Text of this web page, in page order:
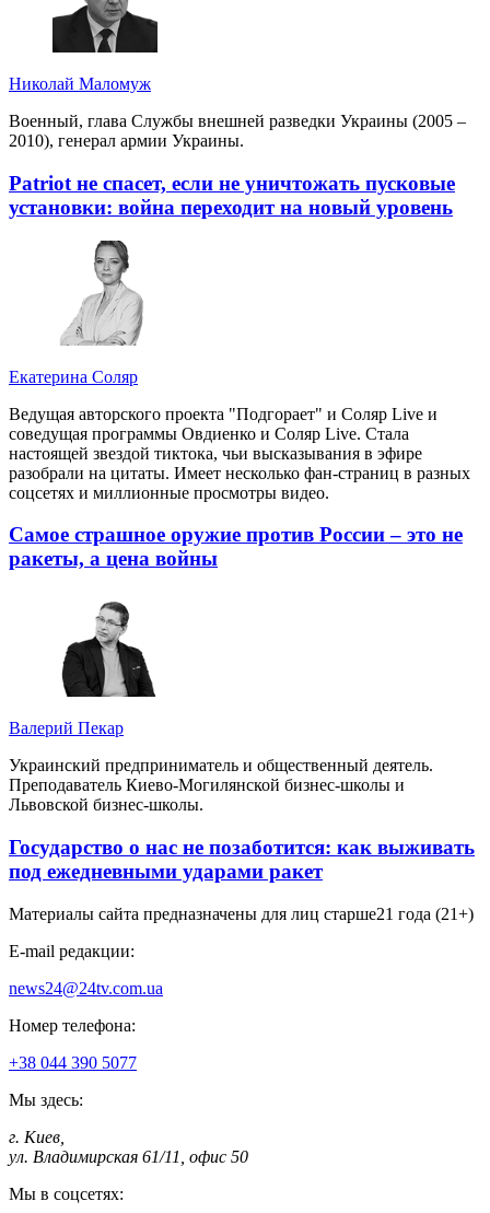
Николай Маломуж
Военный, глава Службы внешней разведки Украины (2005 –
2010), генерал армии Украины.
Patriot не спасет, если не уничтожать пусковые
установки: война переходит на новый уровень
Екатерина Соляр
Ведущая авторского проекта "Подгорает" и Соляр Live и
соведущая программы Овдиенко и Соляр Live. Стала
настоящей звездой тиктока, чьи высказывания в эфире
разобрали на цитаты. Имеет несколько фан-страниц в разных
соцсетях и миллионные просмотры видео.
Самое страшное оружие против России – это не
ракеты, а цена войны
Валерий Пекар
Украинский предприниматель и общественный деятель.
Преподаватель Киево-Могилянской бизнес-школы и
Львовской бизнес-школы.
Государство о нас не позаботится: как выживать
под ежедневными ударами ракет
Материалы сайта предназначены для лиц старше21 года (21+)
E-mail редакции:
news24@24tv.com.ua
Номер телефона:
+38 044 390 5077
Мы здесь:
г. Киев
ул. Владимирская 61/11, офис 50
Мы в соцсетях: